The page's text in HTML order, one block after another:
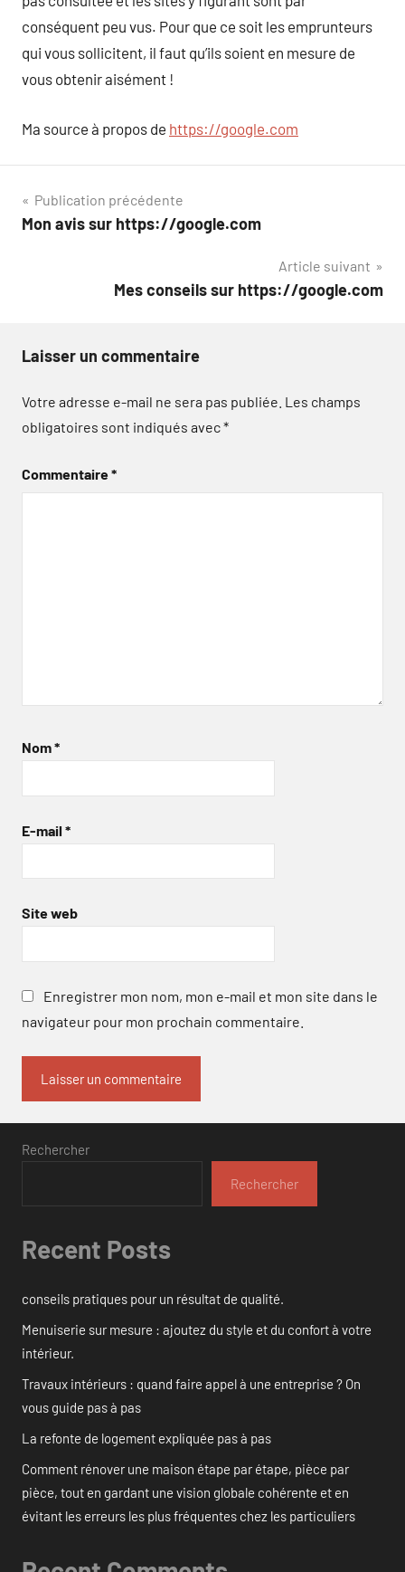
conséquent peu vus. Pour que ce soit les emprunteurs
qui vous sollicitent, il faut qu’ils soient en mesure de
vous obtenir aisément !
Ma source à propos de https://google.com
Navigation
de
Publication précédente
Mon avis sur https://google.com
Article suivant
Mes conseils sur https://google.com
Laisser un commentaire
Votre adresse e-mail ne sera pas publiée. Les champs
obligatoires sont indiqués avec*
Commentaire*
Nom*
E-mail *
Site web
Enregistrer mon nom, mon e-mail et mon site dans le
navigateur pour mon prochain commentaire.
Rechercher
Rechercher
Recent Posts
conseils pratiques pour un résultat de qualité.
Menuiserie sur mesure : ajoutez du style et du confort à votre
intérieur.
Travaux intérieurs : quand faire appel à une entreprise ? On
vous guide pas à pas
La refonte de logement expliquée pas à pas
Comment rénover une maison étape par étape, pièce par
pièce, tout en gardant une vision globale cohérente et en
évitant les erreurs les plus fréquentes chez les particuliers